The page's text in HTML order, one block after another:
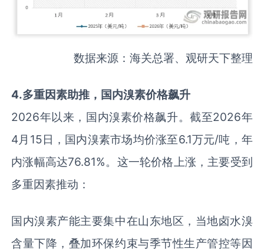
数据来源：海关总署、观研天下整理
4.多重因素助推，国内溴素价格飙升
2026年以来，国内溴素价格飙升。截至2026年
4月15日，国内溴素市场均价涨至6.1万元/吨，年
内涨幅高达76.81%。这一轮价格上涨，主要受到
多重因素推动：
国内溴素产能主要集中在山东地区，当地卤水溴
含量下降，叠加环保约束与季节性生产管控等因